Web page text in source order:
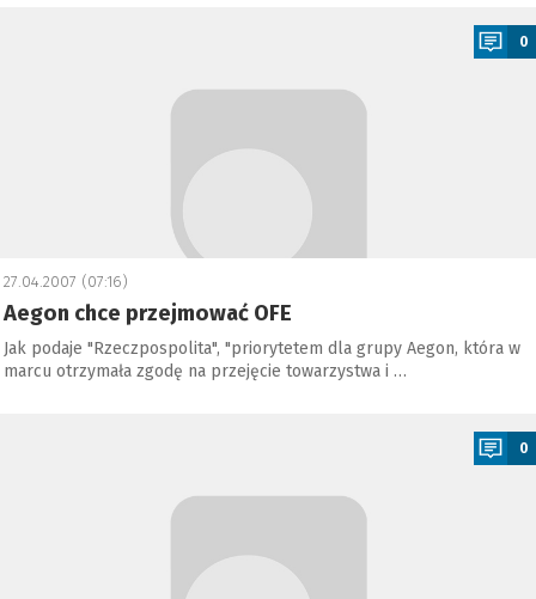
0
27.04.2007 (07:16)
Aegon chce przejmować OFE
Jak podaje "Rzeczpospolita", "priorytetem dla grupy Aegon, która w
marcu otrzymała zgodę na przejęcie towarzystwa i …
0